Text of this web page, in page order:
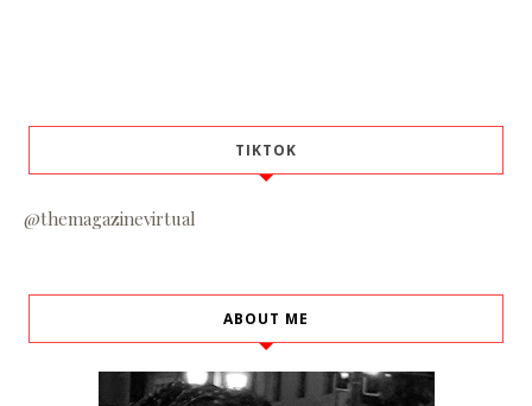
TIKTOK
@themagazinevirtual
ABOUT ME